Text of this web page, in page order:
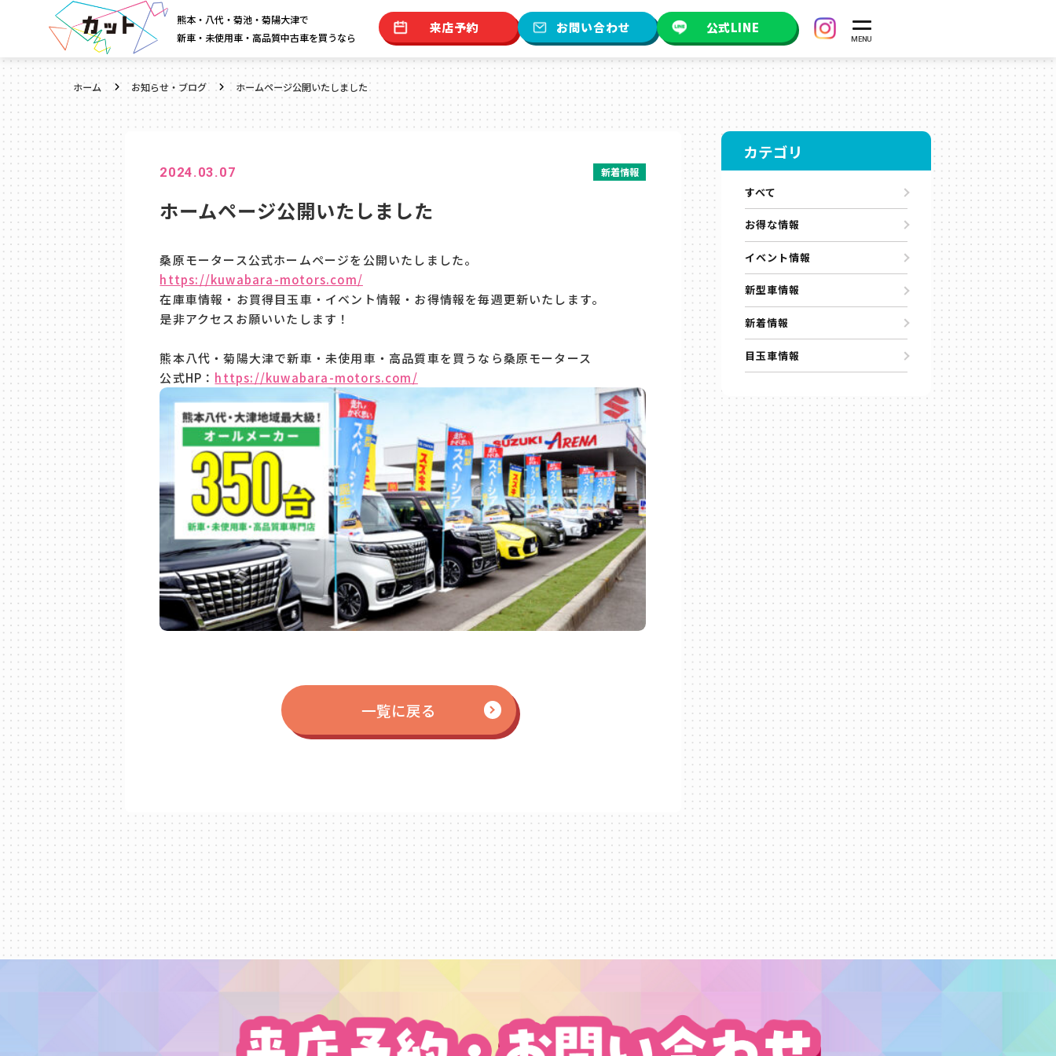
熊本・八代・菊池・菊陽大津で
新車・未使用車・高品質中古車を買うなら
来店予約 お問い合わせ 公式LINE
ホーム お知らせ・ブログ ホームページ公開いたしました
2024.03.07 新着情報
ホームページ公開いたしました
桑原モータース公式ホームページを公開いたしました。
https://kuwabara-motors.com/
在庫車情報・お買得目玉車・イベント情報・お得情報を毎週更新いたします。
是非アクセスお願いいたします！
熊本八代・菊陽大津で新車・未使用車・高品質車を買うなら桑原モータース
公式HP： https://kuwabara-motors.com/
一覧に戻る
カテゴリ
すべて
お得な情報
イベント情報
新型車情報
新着情報
目玉車情報